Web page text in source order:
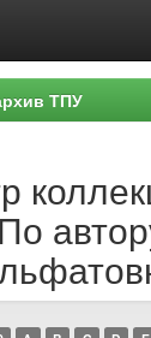
ТПУ